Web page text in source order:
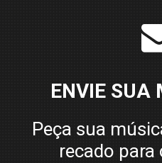
ENVIE SUA
Peça sua
recado